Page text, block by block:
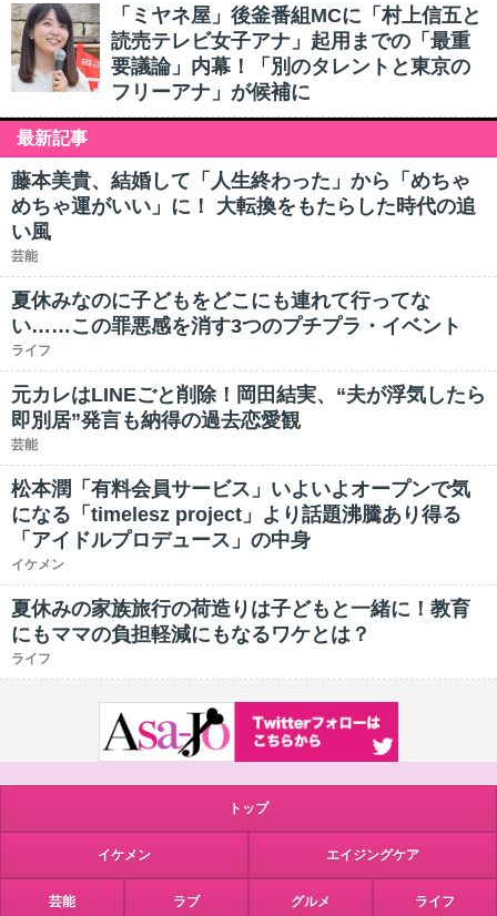
「ミヤネ屋」後釜番組MCに「村上信五と
読売テレビ女子アナ」起用までの「最重
要議論」内幕！「別のタレントと東京の
フリーアナ」が候補に
最新記事
藤本美貴、結婚して「人生終わった」から「めちゃ
めちゃ運がいい」に！ 大転換をもたらした時代の追
い風
芸能
夏休みなのに子どもをどこにも連れて行ってな
い……この罪悪感を消す3つのプチプラ・イベント
ライフ
元カレはLINEごと削除！岡田結実、“夫が浮気したら
即別居”発言も納得の過去恋愛観
芸能
松本潤「有料会員サービス」いよいよオープンで気
になる「timelesz project」より話題沸騰あり得る
「アイドルプロデュース」の中身
イケメン
夏休みの家族旅行の荷造りは子どもと一緒に！教育
にもママの負担軽減にもなるワケとは？
ライフ
トップ
イケメン エイジングケア
芸能 ラブ グルメ ライフ